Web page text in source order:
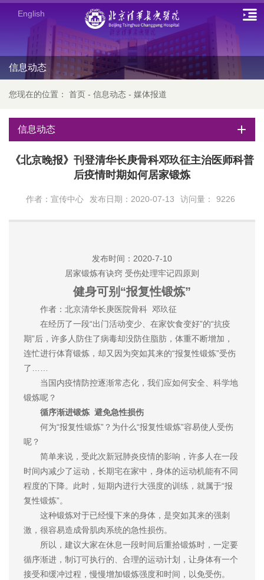
English
信息动态
您现在的位置： 首页 - 信息动态 - 媒体报道
信息动态
《北京晚报》刊登清华长庚骨科邓玖征主治医师科普
后疫情时期如何居家锻炼
作者：宣传中心 发布日期：2020-07-13 访问量： 9226
发布时间：2020-7-10
居家锻炼有诀窍 受伤处理牢记四原则
健身可别“报复性锻炼”
作者：北京清华长庚医院骨科 邓玖征
在经历了一段“出门活动变少、在家饮食变好”的“抗疫
期”后，许多人防住了病毒却没防住脂肪，体重不断增加，
连忙进行体育锻炼，却又因为突如其来的“报复性锻炼”受伤
了……
当国内疫情防控逐渐常态化，我们应如何安全、科学地
锻炼呢？
循序渐进锻炼 避免急性损伤
何为“报复性锻炼”？为什么“报复性锻炼”容易使人受伤
呢？
简单来说，受此次新冠肺炎疫情的影响，许多人在一段
时间内减少了运动，长期宅在家中，身体的运动机能有不同
程度的下降。此时，短期内进行大强度的训练，就属于“报
复性锻炼”。
这种锻炼对于已经慢下来的身体，是突如其来的强刺
激，很容易造成骨肌肉系统的急性损伤。
所以，建议大家在休息一段时间后重拾锻炼时，一定要
循序渐进，制订可执行的、合理的运动计划，让身体有一个
接受和缓冲过程，慢慢增加锻炼强度和时间，以免受伤。